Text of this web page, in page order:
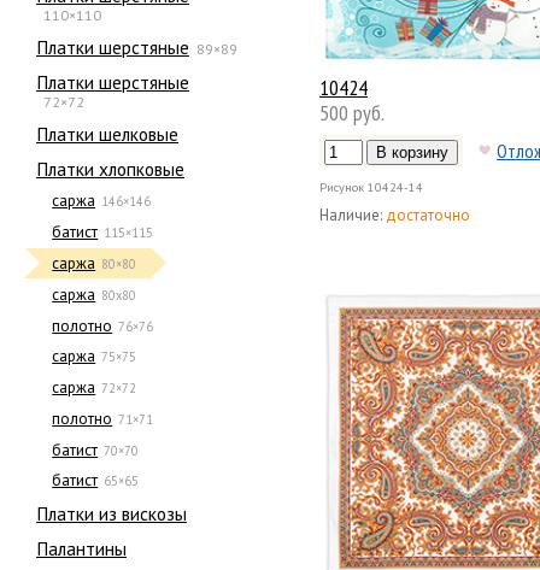
110×110
Платки шерстяные 89×89
Платки шерстяные
72×72
Платки шелковые
Платки хлопковые
саржа 146×146
батист 115×115
саржа 80×80
саржа 80х80
полотно 76×76
саржа 75×75
саржа 72×72
полотно 71×71
батист 70×70
батист 65×65
Платки из вискозы
Палантины
10424
500 руб.
Рисунок 10424-14
Наличие: достаточно